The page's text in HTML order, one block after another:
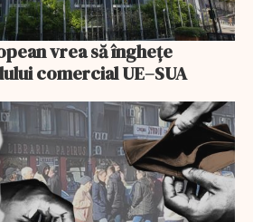
vrea să înghețe
comercial UE–SUA